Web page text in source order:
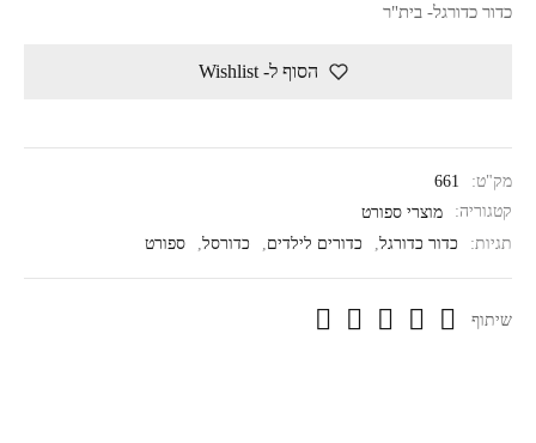
כדור כדורגל- בית"ר
הסוף ל- Wishlist
מק"ט:
661
קטגוריה:
מוצרי ספורט
תגיות:
כדור כדורגל, כדורים לילדים, כדורסל, ספורט
שיתוף